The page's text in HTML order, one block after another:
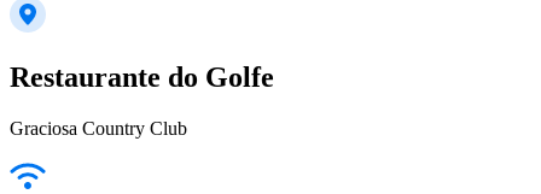
Restaurante do Golfe
Graciosa Country Club